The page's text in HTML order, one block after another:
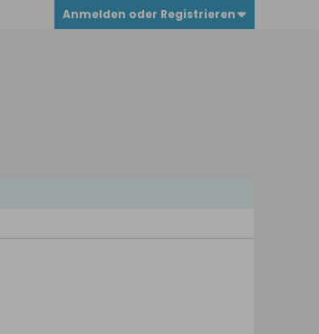
Anmelden oder Registrieren